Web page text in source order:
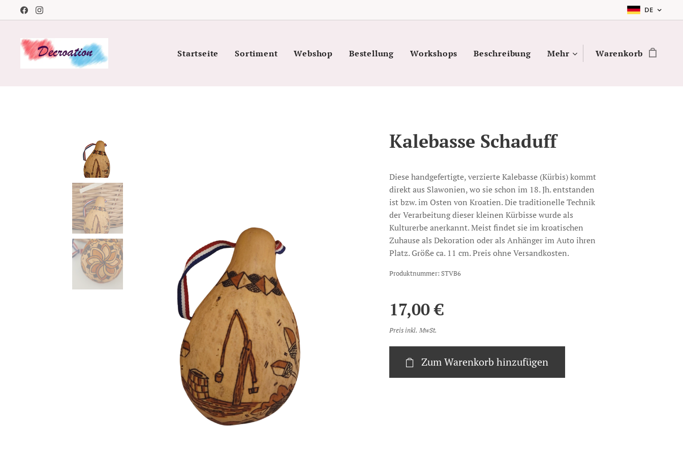
DE
Startseite Sortiment Webshop Bestellung Workshops Beschreibung Mehr Warenkorb
Kalebasse Schaduff
Diese handgefertigte, verzierte Kalebasse (Kürbis) kommt
direkt aus Slawonien, wo sie schon im 18. Jh. entstanden
ist bzw. im Osten von Kroatien. Die traditionelle Technik
der Verarbeitung dieser kleinen Kürbisse wurde als
Kulturerbe anerkannt. Meist findet sie im kroatischen
Zuhause als Dekoration oder als Anhänger im Auto ihren
Platz. Größe ca. 11 cm. Preis ohne Versandkosten.
Produktnummer: STVB6
17,00€
Preis inkl. MwSt.
Zum Warenkorb hinzufügen